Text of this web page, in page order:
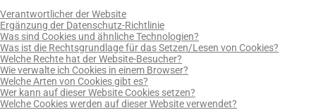
Verantwortlicher der Website
Ergänzung der Datenschutz-Richtlinie
Was sind Cookies und ähnliche Technologien?
Was ist die Rechtsgrundlage für das Setzen/Lesen von Cookies?
Welche Rechte hat der Website-Besucher?
Wie verwalte ich Cookies in einem Browser?
Welche Arten von Cookies gibt es?
Wer kann auf dieser Website Cookies setzen?
Welche Cookies werden auf dieser Website verwendet?